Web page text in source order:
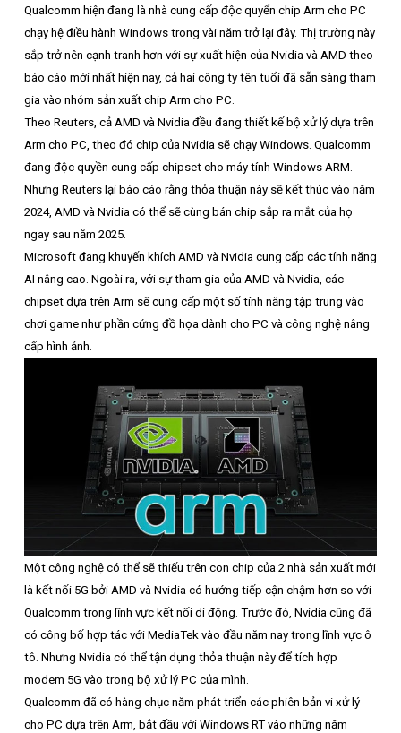
Qualcomm hiện đang là nhà cung cấp độc quyển chip Arm cho PC
chạy hệ điều hành Windows trong vài năm trở lại đây. Thị trường này
sắp trở nên cạnh tranh hơn với sự xuất hiện của Nvidia và AMD theo
báo cáo mới nhất hiện nay, cả hai công ty tên tuổi đã sẵn sàng tham
gia vào nhóm sản xuất chip Arm cho PC.
Theo Reuters, cả AMD và Nvidia đều đang thiết kế bộ xử lý dựa trên
Arm cho PC, theo đó chip của Nvidia sẽ chạy Windows. Qualcomm
đang độc quyền cung cấp chipset cho máy tính Windows ARM.
Nhưng Reuters lại báo cáo rằng thỏa thuận này sẽ kết thúc vào năm
2024, AMD và Nvidia có thể sẽ cùng bán chip sắp ra mắt của họ
ngay sau năm 2025.
Microsoft đang khuyến khích AMD và Nvidia cung cấp các tính năng
AI nâng cao. Ngoài ra, với sự tham gia của AMD và Nvidia, các
chipset dựa trên Arm sẽ cung cấp một số tính năng tập trung vào
chơi game như phần cứng đồ họa dành cho PC và công nghệ nâng
cấp hình ảnh.
Một công nghệ có thể sẽ thiếu trên con chip của 2 nhà sản xuất mới
là kết nối 5G bởi AMD và Nvidia có hướng tiếp cận chậm hơn so với
Qualcomm trong lĩnh vực kết nối di động. Trước đó, Nvidia cũng đã
có công bố hợp tác với MediaTek vào đầu năm nay trong lĩnh vực ô
tô. Nhưng Nvidia có thể tận dụng thỏa thuận này để tích hợp
modem 5G vào trong bộ xử lý PC của mình.
Qualcomm đã có hàng chục năm phát triển các phiên bản vi xử lý
cho PC dựa trên Arm, bắt đầu với Windows RT vào những năm